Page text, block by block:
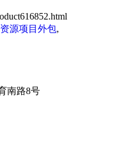
源项目外包,
南路8号